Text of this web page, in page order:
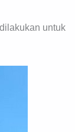
untuk